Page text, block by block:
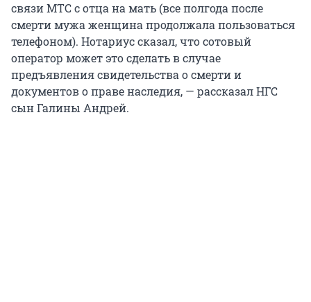
связи МТС с отца на мать (все полгода после
смерти мужа женщина продолжала пользоваться
телефоном). Нотариус сказал, что сотовый
оператор может это сделать в случае
предъявления свидетельства о смерти и
документов о праве наследия, — рассказал НГС
сын Галины Андрей.